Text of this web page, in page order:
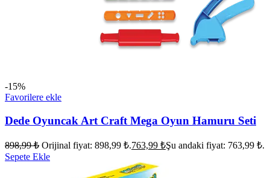
-15%
Favorilere ekle
Dede Oyuncak Art Craft Mega Oyun Hamuru Seti
898,99₺ Orijinal fiyat: 898,99 ₺.763,99 ₺Şu andaki fiyat: 763,99 ₺.
Sepete Ekle